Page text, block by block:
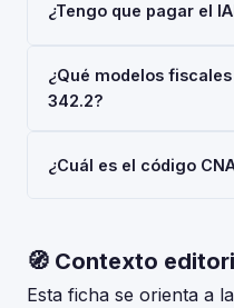
a la Actividades
empresa o autónomo
de alta mediante el
¿Tengo que pagar el
pago del IAE. Las
1.000.000 €/año también
económica.
¿Qué modelos
342.2?
036/037 (alta), Modelo
¿Cuál es el código
código CNAE-2025
Otro Material Electrico.
🧭 Contexto
Esta ficha se orienta a